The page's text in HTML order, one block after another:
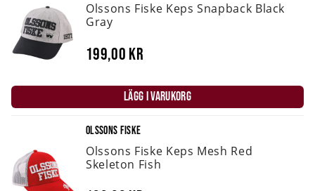
Olssons Fiske Keps Snapback Black
Gray
199,00 kr
LÄGG I VARUKORG
OLSSONS FISKE
Olssons Fiske Keps Mesh Red
Skeleton Fish